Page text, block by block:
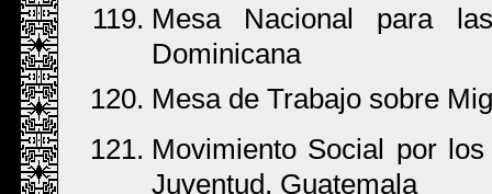
Mesa Nacional para
Dominicana
Mesa de Trabajo sobre
Movimiento Social por
Juventud, Guatemala